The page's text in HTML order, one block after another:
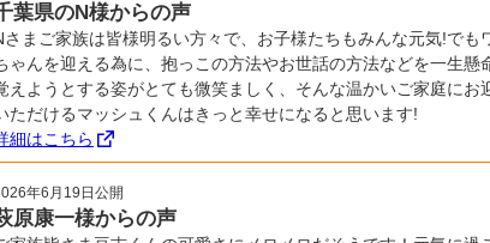
葉県のN様からの声
さまご家族は皆様明るい方々で、お子様たちもみんな元気!でも
ゃんを迎える為に、抱っこの方法やお世話の方法などを一生懸
えようとする姿がとても微笑ましく、そんな温かいご家庭にお
ただけるマッシュくんはきっと幸せになると思います!
細はこちら
年6月19日公開
原康一様からの声